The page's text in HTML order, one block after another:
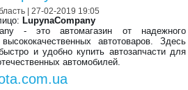
| 27-02-2019 19:05
LupynaCompany
- это автомагазин от надежного
автотоваров. Здесь
и удобно купить автозапчасти для
автомобилей.